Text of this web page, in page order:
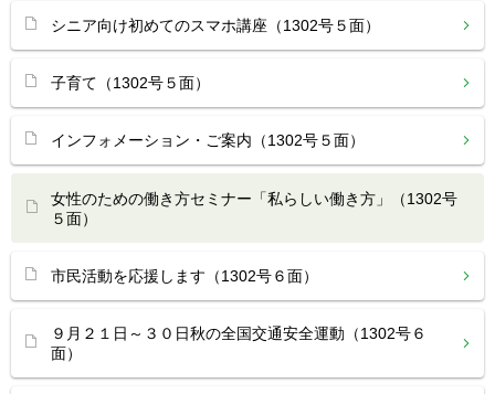
シニア向け初めてのスマホ講座（1302号５面）
子育て（1302号５面）
インフォメーション・ご案内（1302号５面）
女性のための働き方セミナー「私らしい働き方」（1302号
５面）
市民活動を応援します（1302号６面）
９月２１日～３０日秋の全国交通安全運動（1302号６
面）